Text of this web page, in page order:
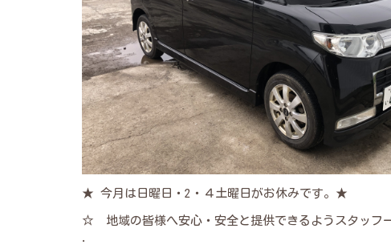
★ 今月は日曜日・2・４土曜日がお休みです。★
☆ 地域の皆様へ安心・安全と提供できるようスタッフ
.